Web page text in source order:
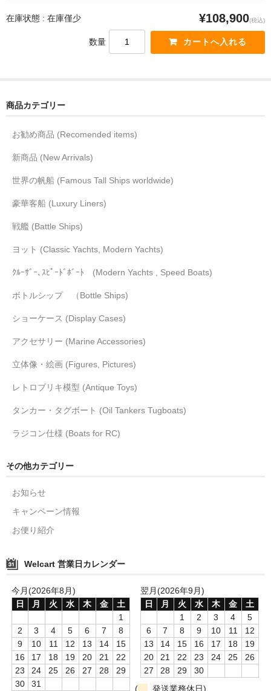
在庫状態 : 在庫僅少 ¥108,900(税込)
数量
商品カテゴリー
お勧め商品 (Recomended items)
新商品 (New Arrivals)
世界の帆船 (Famous Tall Ships worldwide)
豪華客船 (Luxury Liners)
戦艦 (Battle Ships)
ヨット (Classic Yachts, Modern Yachts)
ｸﾙｰｻﾞｰ､ｽﾋﾟｰﾄﾞﾎﾞｰﾄ (Modern Yachts , Speed Boats)
ボトルシップ （Bottle Ships)
ショーケース (Display Cases)
アクセサリー (Marine Accessories)
立体像・絵画 (Figures, Pictures)
レトロブリキ模型 (Antique Toys)
タンカー・タグボート (Oil Tankers Tugboats)
ラジコン仕様 (Boats for RC)
その他カテゴリー
お知らせ
キャンペーン情報
お便り紹介
Welcart 営業日カレンダー
今月(2026年8月)
日
月 火 水 木 金
土
1
2
3 4 5 6 7
8
9
10 11 12 13 14
15
16
17 18 19 20 21
22
23
24 25 26 27 28
29
30
31
翌月(2026年9月)
日
月 火 水 木 金
土
1
2 3 4
5
6
7 8 9 10 11
12
13
14 15 16 17 18
19
20
21 22 23 24 25
26
27
28 29
30
(
発送業務休日)